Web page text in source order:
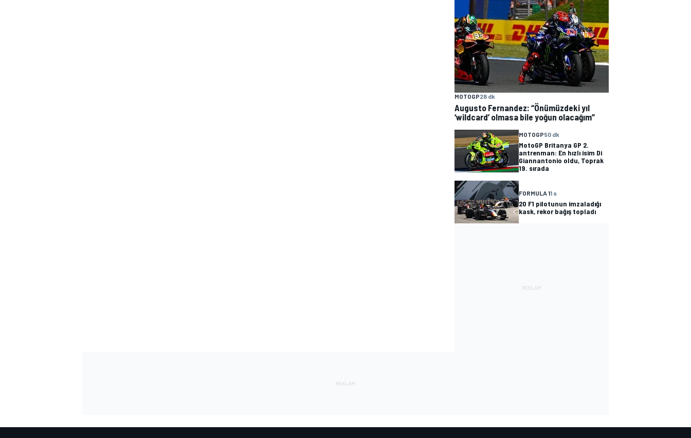
MOTOGP28 dk
Augusto Fernandez: “Önümüzdeki yıl
‘wildcard’ olmasa bile yoğun olacağım”
MOTOGP50 dk
MotoGP Britanya GP 2.
antrenman: En hızlı isim Di
Giannantonio oldu, Toprak
19. sırada
FORMULA 11 s
20 F1 pilotunun imzaladığı
kask, rekor bağış topladı